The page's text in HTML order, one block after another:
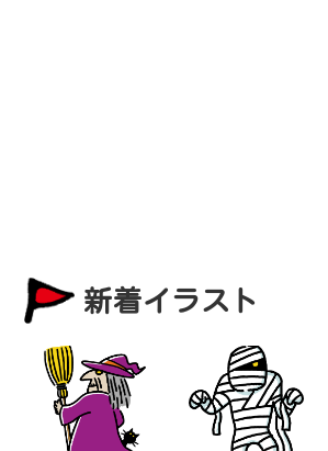
新着イラスト